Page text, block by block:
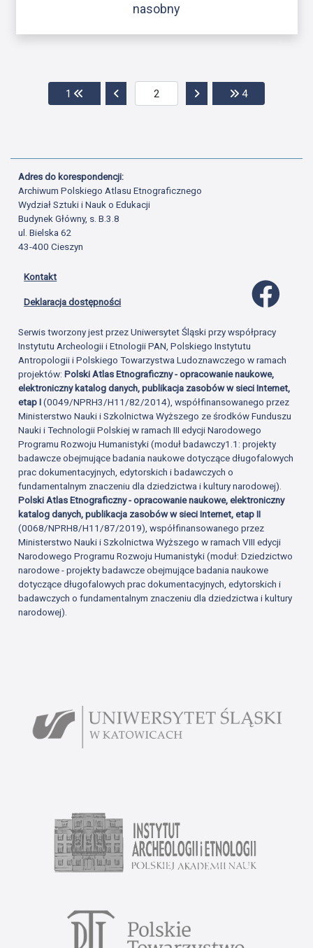
nasobny
1 Przejdź do pierwszej strony
Przejdź do poprzedniej stronyPrzejdź do następnej
4Przejdź do
Adres do korespondencji:
Archiwum Polskiego Atlasu Etnograficznego
Wydział Sztuki i Nauk o Edukacji
Budynek Główny, s. B.3.8
ul. Bielska 62
43-400 Cieszyn
Kontakt
Deklaracja dostępności
Serwis tworzony jest przez Uniwersytet Śląski przy współpracy
Instytutu Archeologii i Etnologii PAN, Polskiego Instytutu
Antropologii i Polskiego Towarzystwa Ludoznawczego w ramach
projektów:Polski Atlas Etnograficzny - opracowanie naukowe,
elektroniczny katalog danych, publikacja zasobów w sieci Internet,
etap I(0049/NPRH3/H11/82/2014), współfinansowanego przez
Ministerstwo Nauki i Szkolnictwa Wyższego ze środków Funduszu
Nauki i Technologii Polskiej w ramach III edycji Narodowego
Programu Rozwoju Humanistyki (moduł badawczy1.1: projekty
badawcze obejmujące badania naukowe dotyczące długofalowych
prac dokumentacyjnych, edytorskich i badawczych o
fundamentalnym znaczeniu dla dziedzictwa i kultury narodowej).
Polski Atlas Etnograficzny - opracowanie naukowe, elektroniczny
katalog danych, publikacja zasobów w sieci Internet, etap II
(0068/NPRH8/H11/87/2019), współfinansowanego przez
Ministerstwo Nauki i Szkolnictwa Wyższego w ramach VIII edycji
Narodowego Programu Rozwoju Humanistyki (moduł: Dziedzictwo
narodowe - projekty badawcze obejmujące badania naukowe
dotyczące długofalowych prac dokumentacyjnych, edytorskich i
badawczych o fundamentalnym znaczeniu dla dziedzictwa i kultury
narodowej).